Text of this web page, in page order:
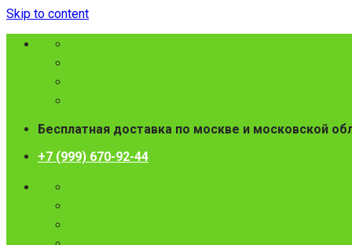
Skip to content
Бесплатная доставка по москве и московской
+7 (999) 670-92-44